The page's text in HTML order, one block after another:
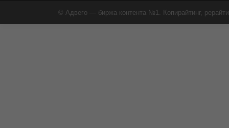
© Адвего — биржа контента №1. Копирайтинг,